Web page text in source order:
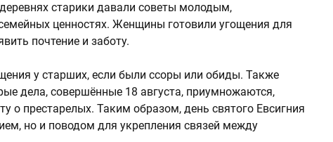
старики давали советы молодым,
ценностях. Женщины готовили угощения для
почтение и заботу.
у старших, если были ссоры или обиды. Также
дела, совершённые 18 августа, приумножаются,
о престарелых. Таким образом, день святого Евсигния
но и поводом для укрепления связей между